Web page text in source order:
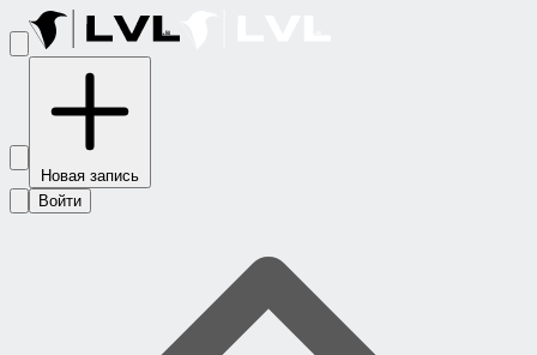
Новая запись
Войти